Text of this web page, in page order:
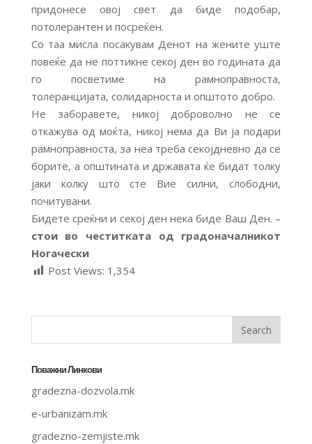
придонесе овој свет да биде подобар,
потолерантен и посреќен.
Со таа мисла посакувам Денот на жените уште
повеќе да не поттикне секој ден во годината да
го посветиме на рамноправноста,
толеранцијата, солидарноста и општото добро.
Не заборавете, никој доброволно не се
откажува од моќта, никој нема да Ви ја подари
рамноправноста, за неа треба секојдневно да се
борите, а општината и државата ќе бидат толку
јаки колку што сте Вие силни, слободни,
почитувани.
Бидете среќни и секој ден нека биде Ваш Ден. –
стои во честитката од градоначалникот
Ногачески
Post Views: 1,354
Поважни Линкови
gradezna-dozvola.mk
e-urbanizam.mk
gradezno-zemjiste.mk